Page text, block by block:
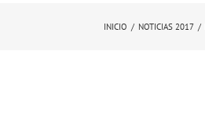
INICIO / NOTICIAS 2017 /